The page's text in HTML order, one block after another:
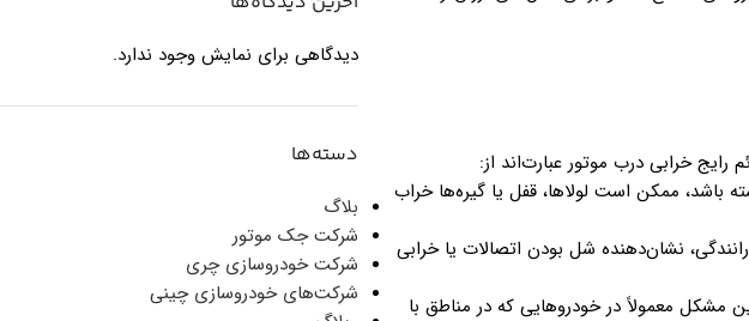
خرابی درب موتور عبارت‌اند از:
باشد، ممکن است لولاها، قفل یا گیره‌ها خراب
نشان‌دهنده شل بودن اتصالات یا خرابی
مشکل معمولاً در خودروهایی که در مناطق با
دیدگاهی برای نمایش وجود ندارد.
دسته‌ها
بلاگ
شرکت جک موتور
شرکت خودروسازی چری
شرکت‌های خودروسازی چینی